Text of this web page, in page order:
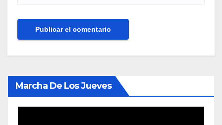
Marcha De Los Jueves